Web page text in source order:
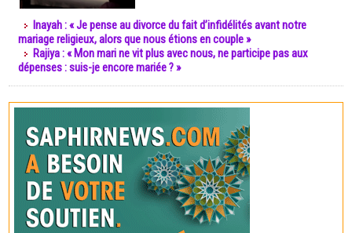
Inayah : « Je pense au divorce du fait d’infidélités avant notre
mariage religieux, alors que nous étions en couple »
Rajiya : « Mon mari ne vit plus avec nous, ne participe pas aux
dépenses : suis-je encore mariée ? »